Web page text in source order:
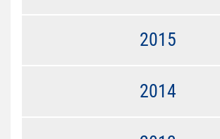
2015
2014